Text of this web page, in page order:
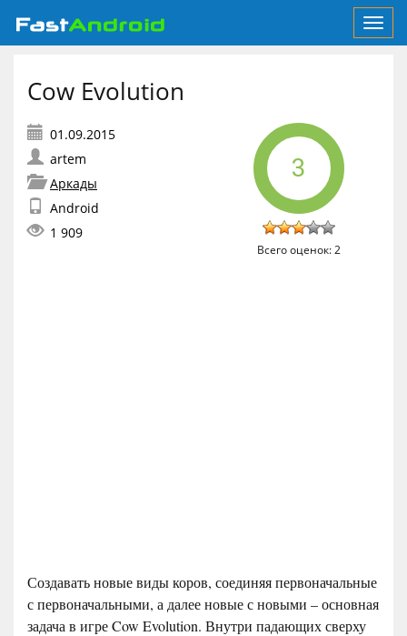
Cow Evolution
artem
Аркады
Android
1 909
3
Всего оценок:2
Создавать новые виды коров, соединяя первоначальные
с первоначальными, а далее новые с новыми – основная
задача в игре Cow Evolution. Внутри падающих сверху